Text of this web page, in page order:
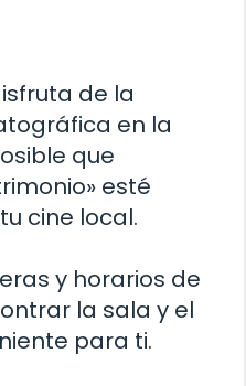
de la
en la
que
esté
cine local.
y horarios de
la sala y el
para ti.